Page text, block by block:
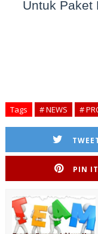
Untuk
Tags # NEWS #
PIN IT